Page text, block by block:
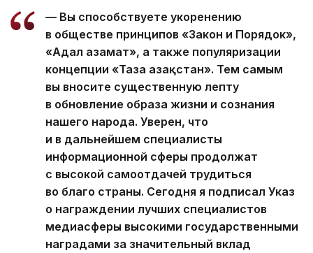
— Вы способствуете укоренению
в обществе принципов «Закон и Порядок»,
«Адал азамат», а также популяризации
концепции «Таза Қазақстан». Тем самым
вы вносите существенную лепту
в обновление образа жизни и сознания
нашего народа. Уверен, что
и в дальнейшем специалисты
информационной сферы продолжат
с высокой самоотдачей трудиться
во благо страны. Сегодня я подписал Указ
о награждении лучших специалистов
медиасферы высокими государственными
наградами за значительный вклад